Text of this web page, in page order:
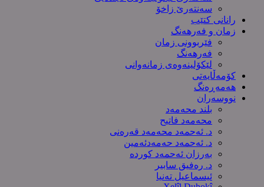
سەنتەرێ زاخۆ
رانانی کتێب
زمان و فەرهەنگ
فێربوونی زمان
فەرهەنگ
لێکۆلینەوەی زمانەوانی
کۆمەڵایەتی
هەمەڕەنگ
نووسەران
بلند محەمەد
محەمەد فاتیح
د. ئەحمەد محەمەد قەرەنی
د. ئەحمەد حەمەدئەمین
بەرزان ئەحمەد کورده
د. رەفیق سابیر
ئیسماعیل تەنیا